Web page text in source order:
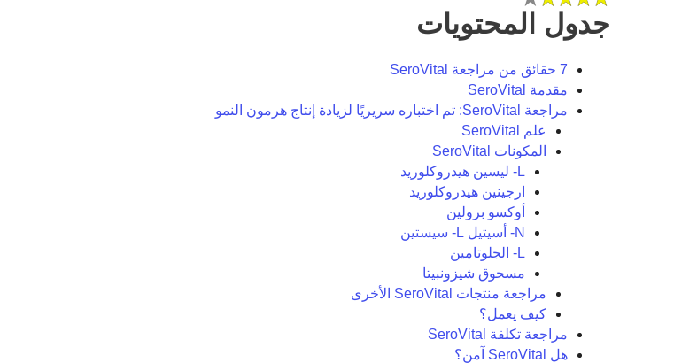
جدول المحتويات
7 حقائق من مراجعة SeroVital
مقدمة SeroVital
مراجعة SeroVital: تم اختباره سريريًا لزيادة إنتاج هرمون النمو
علم SeroVital
المكونات SeroVital
L- ليسين هيدروكلوريد
ارجينين هيدروكلوريد
أوكسو برولين
N- أسيتيل L- سيستين
L- الجلوتامين
مسحوق شيزونبيتا
مراجعة منتجات SeroVital الأخرى
كيف يعمل؟
مراجعة تكلفة SeroVital
هل SeroVital آمن؟